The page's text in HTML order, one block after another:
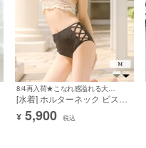
[水着] ホルターネック ビスチ
ェ ハイウエスト クロシェ編み
バイカラー カジュアル ギャル
¥ 5,900 税込